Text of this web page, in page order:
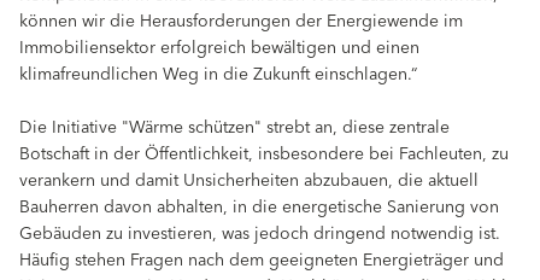
können wir die Herausforderungen der Energiewende im
Immobiliensektor erfolgreich bewältigen und einen
klimafreundlichen Weg in die Zukunft einschlagen.“
Die Initiative "Wärme schützen" strebt an, diese zentrale
Botschaft in der Öffentlichkeit, insbesondere bei Fachleuten, zu
verankern und damit Unsicherheiten abzubauen, die aktuell
Bauherren davon abhalten, in die energetische Sanierung von
Gebäuden zu investieren, was jedoch dringend notwendig ist.
Häufig stehen Fragen nach dem geeigneten Energieträger und